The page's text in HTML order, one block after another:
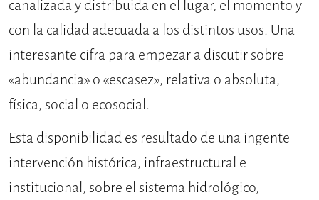
canalizada y distribuida en el lugar, el momento y
con la calidad adecuada a los distintos usos. Una
interesante cifra para empezar a discutir sobre
«abundancia» o «escasez», relativa o absoluta,
física, social o ecosocial.
Esta disponibilidad es resultado de una ingente
intervención histórica, infraestructural e
institucional, sobre el sistema hidrológico,